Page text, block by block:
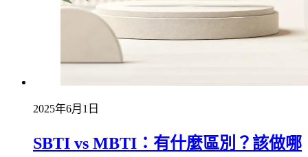
2025年6月1日
SBTI vs MBTI：有什麼區別？該做哪